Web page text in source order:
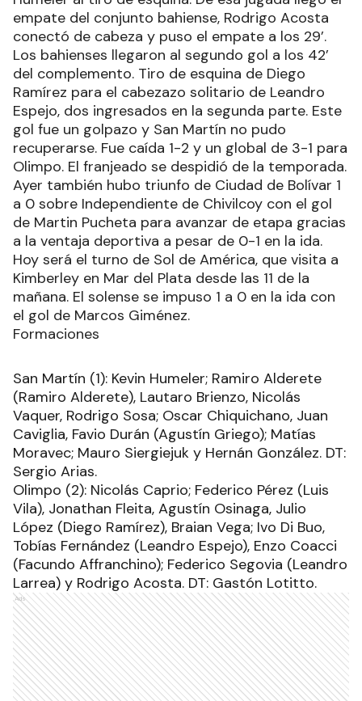
empate del conjunto bahiense, Rodrigo Acosta
conectó de cabeza y puso el empate a los 29’.
Los bahienses llegaron al segundo gol a los 42’
del complemento. Tiro de esquina de Diego
Ramírez para el cabezazo solitario de Leandro
Espejo, dos ingresados en la segunda parte. Este
gol fue un golpazo y San Martín no pudo
recuperarse. Fue caída 1-2 y un global de 3-1 para
Olimpo. El franjeado se despidió de la temporada.
Ayer también hubo triunfo de Ciudad de Bolívar 1
a 0 sobre Independiente de Chivilcoy con el gol
de Martin Pucheta para avanzar de etapa gracias
a la ventaja deportiva a pesar de 0-1 en la ida.
Hoy será el turno de Sol de América, que visita a
Kimberley en Mar del Plata desde las 11 de la
mañana. El solense se impuso 1 a 0 en la ida con
el gol de Marcos Giménez.
Formaciones
San Martín (1): Kevin Humeler; Ramiro Alderete
(Ramiro Alderete), Lautaro Brienzo, Nicolás
Vaquer, Rodrigo Sosa; Oscar Chiquichano, Juan
Caviglia, Favio Durán (Agustín Griego); Matías
Moravec; Mauro Siergiejuk y Hernán González. DT:
Sergio Arias.
Olimpo (2): Nicolás Caprio; Federico Pérez (Luis
Vila), Jonathan Fleita, Agustín Osinaga, Julio
López (Diego Ramírez), Braian Vega; Ivo Di Buo,
Tobías Fernández (Leandro Espejo), Enzo Coacci
(Facundo Affranchino); Federico Segovia (Leandro
Larrea) y Rodrigo Acosta. DT: Gastón Lotitto.
Ads